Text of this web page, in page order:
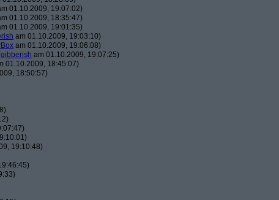
01.10.2009, 19:07:02)
01.10.2009, 18:35:47)
01.10.2009, 19:01:35)
am 01.10.2009, 19:03:10)
am 01.10.2009, 19:06:08)
gibberish am 01.10.2009, 19:07:25)
01.10.2009, 18:45:07)
18:50:57)
19:10:48)